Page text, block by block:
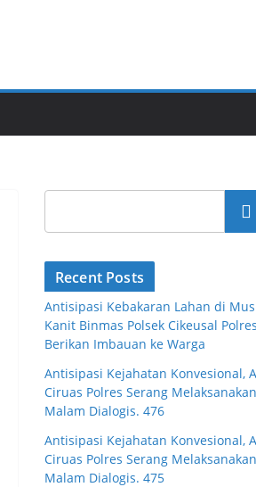
Cari
Recent Posts
Antisipasi Kebakaran Lahan di
Kanit Binmas Polsek Cikeusal
Berikan Imbauan ke Warga
Antisipasi Kejahatan Konvesional,
Ciruas Polres Serang
Malam Dialogis. 476
Antisipasi Kejahatan Konvesional,
Ciruas Polres Serang
Malam Dialogis. 475